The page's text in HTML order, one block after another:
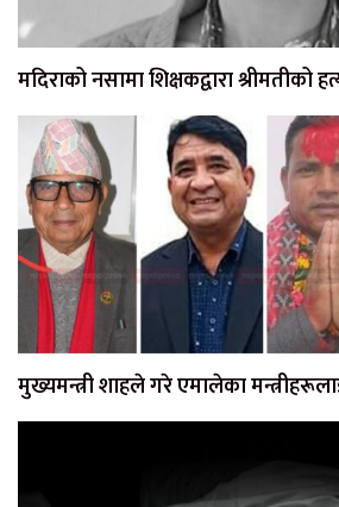
मदिराको नसामा शिक्षकद्वारा श्रीमतीको
मुख्यमन्त्री शाहले गरे एमालेका